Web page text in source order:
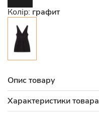
Колір: графит
Опис товару
Характеристики товара